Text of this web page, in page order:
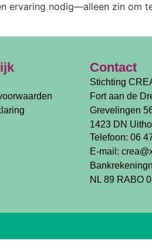
ervaring nodig—alleen zin om
Contact
Stichting
Fort aan de
Grevelingen
1423 DN
Telefoon: 06
E-mail:
NL 89 RABO